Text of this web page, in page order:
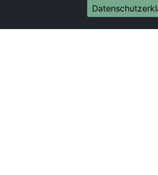
Internationale-Umzüge
Umzug von Wuppertal nach